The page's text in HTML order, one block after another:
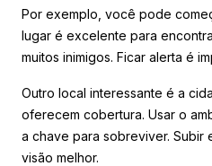
Por exemplo, você pode
lugar é excelente para
muitos inimigos. Ficar alerta é
Outro local interessante é a
oferecem cobertura. Usar o
a chave para sobreviver. Subir
visão melhor.